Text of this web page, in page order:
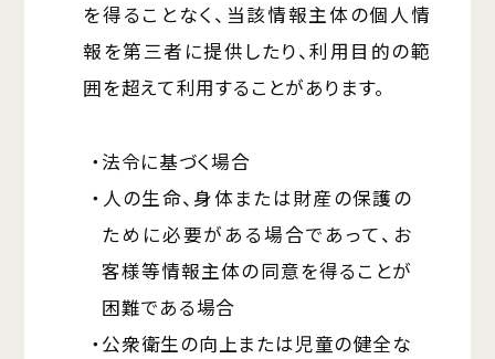
を得ることなく、当該情報主体の個人情
報を第三者に提供したり、利用目的の範
囲を超えて利用することがあります。
・法令に基づく場合
・人の生命、身体または財産の保護の
ために必要がある場合であって、お
客様等情報主体の同意を得ることが
困難である場合
・公衆衛生の向上または児童の健全な